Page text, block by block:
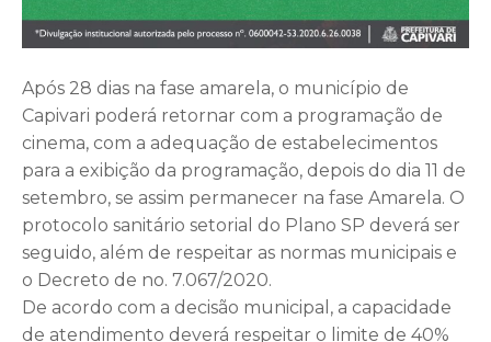
Após 28 dias na fase amarela, o município de
Capivari poderá retornar com a programação de
cinema, com a adequação de estabelecimentos
para a exibição da programação, depois do dia 11 de
setembro, se assim permanecer na fase Amarela. O
protocolo sanitário setorial do Plano SP deverá ser
seguido, além de respeitar as normas municipais e
o Decreto de no. 7.067/2020.
De acordo com a decisão municipal, a capacidade
de atendimento deverá respeitar o limite de 40%